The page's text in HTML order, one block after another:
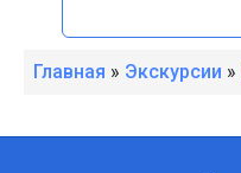
Главная » Экскурсии »